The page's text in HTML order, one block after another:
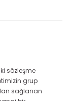
sözleşme
grup
sağlanan